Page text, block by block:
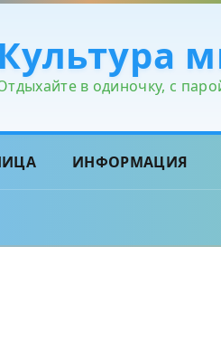
Культура
в одиночку, с
ИНФОРМАЦИЯ